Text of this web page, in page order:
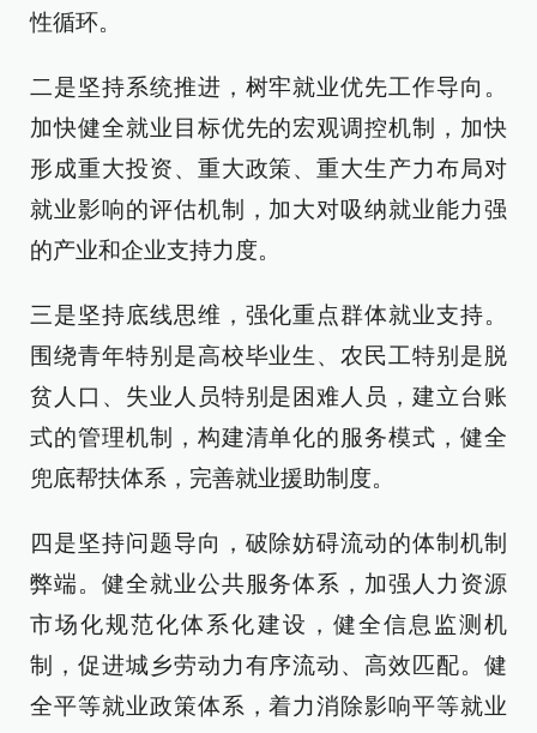
性循环。
二是坚持系统推进，树牢就业优先工作导向。
加快健全就业目标优先的宏观调控机制，加快
形成重大投资、重大政策、重大生产力布局对
就业影响的评估机制，加大对吸纳就业能力强
的产业和企业支持力度。
三是坚持底线思维，强化重点群体就业支持。
围绕青年特别是高校毕业生、农民工特别是脱
贫人口、失业人员特别是困难人员，建立台账
式的管理机制，构建清单化的服务模式，健全
兜底帮扶体系，完善就业援助制度。
四是坚持问题导向，破除妨碍流动的体制机制
弊端。健全就业公共服务体系，加强人力资源
市场化规范化体系化建设，健全信息监测机
制，促进城乡劳动力有序流动、高效匹配。健
全平等就业政策体系，着力消除影响平等就业